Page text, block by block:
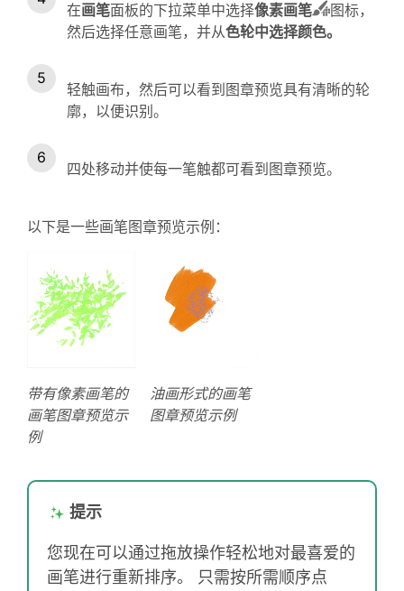
在画笔面板的下拉菜单中选择像素画笔
图标，
然后选择任意画笔，并从色轮中选择颜色。
轻触画布，然后可以看到图章预览具有清晰的轮
廓，以便识别。
四处移动并使每一笔触都可看到图章预览。
以下是一些画笔图章预览示例：
带有像素画笔的
画笔图章预览示
例
油画形式的画笔
图章预览示例
提示
您现在可以通过拖放操作轻松地对最喜爱的
画笔进行重新排序。 只需按所需顺序点